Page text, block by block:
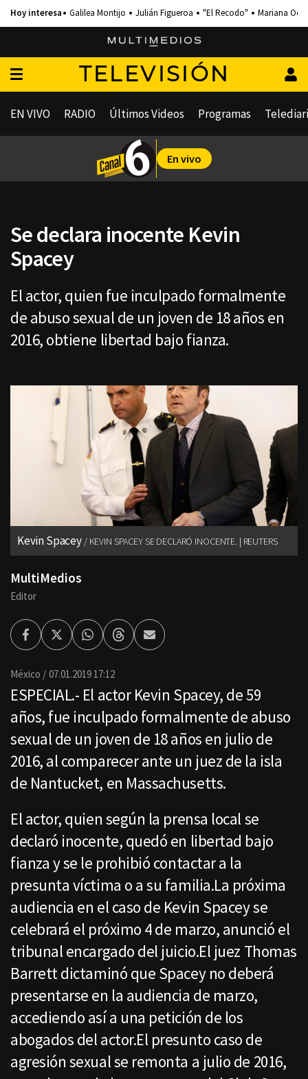
Galilea Montijo Julián Figueroa "El Recodo" Mariana
TELEVISIÓN
EN VIVO RADIO Últimos Videos Programas
En vivo
Se declara inocente Kevin
Spacey
El actor, quien fue inculpado formalmente
de abuso sexual de un joven de 18 años en
2016, obtiene libertad bajo fianza.
Kevin Spacey KEVIN SPACEY SE DECLARÓ INOCENTE. | REUTERS
MultiMedios
Editor
FacebookTwitterWhatsappThreadsEnviar
por
México 07.01.2019 17:12
ESPECIAL.- El actor Kevin Spacey, de 59
años, fue inculpado formalmente de abuso
sexual de un joven de 18 años en julio de
2016, al comparecer ante un juez de la isla
de Nantucket, en Massachusetts.
El actor, quien según la prensa local se
declaró inocente, quedó en libertad bajo
fianza y se le prohibió contactar a la
presunta víctima o a su familia.La próxima
audiencia en el caso de Kevin Spacey se
celebrará el próximo 4 de marzo, anunció el
tribunal encargado del juicio.El juez Thomas
Barrett dictaminó que Spacey no deberá
presentarse en la audiencia de marzo,
accediendo así a una petición de los
abogados del actor.El presunto caso de
agresión sexual se remonta a julio de 2016,